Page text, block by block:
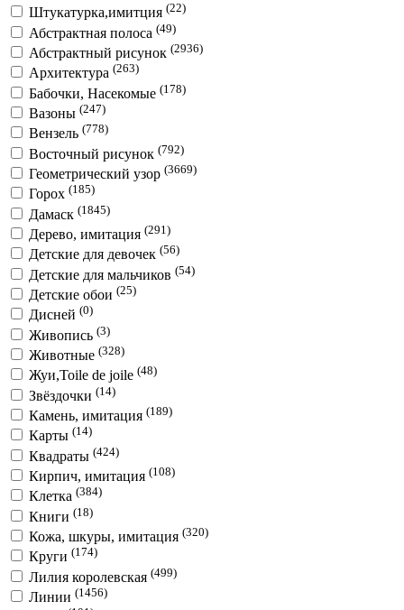
Штукатурка,имитция (22)
Абстрактная полоса (49)
Абстрактный рисунок (2936)
Архитектура (263)
Бабочки, Насекомые (178)
Вазоны (247)
Вензель (778)
Восточный рисунок (792)
Геометрический узор (3669)
Горох (185)
Дамаск (1845)
Дерево, имитация (291)
Детские для девочек (56)
Детские для мальчиков (54)
Детские обои (25)
Дисней (0)
Живопись (3)
Животные (328)
Жуи,Toile de joile (48)
Звёздочки (14)
Камень, имитация (189)
Карты (14)
Квадраты (424)
Кирпич, имитация (108)
Клетка (384)
Книги (18)
Кожа, шкуры, имитация (320)
Круги (174)
Лилия королевская (499)
Линии (1456)